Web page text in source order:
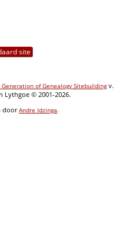
site
of Genealogy Sitebuildingv.
Lythgoe © 2001-2026.
doorAndre Idzinga.